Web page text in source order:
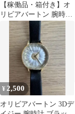
【稼働品・箱付き】オ
リビアバートン 腕時計
シェル文字盤 クリスタ
ル ゴールド
¥ 2,500
オリビアバートン 3Dデ